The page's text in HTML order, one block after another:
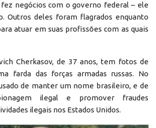
negócios com o governo federal – ele
Outros deles foram flagrados enquanto
atuar em suas profissões com as quais
Cherkasov, de 37 anos, tem fotos de
farda das forças armadas russas. No
de manter um nome brasileiro, e de
ilegal e promover fraudes
ilegais nos Estados Unidos.